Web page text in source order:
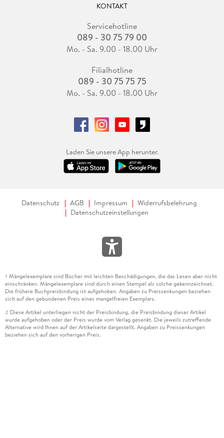
KONTAKT
Servicehotline
089 - 30 75 79 00
Mo. - Sa. 9.00 - 18.00 Uhr
Filialhotline
089 - 30 75 75 75
Mo. - Sa. 9.00 - 18.00 Uhr
Laden Sie unsere App herunter.
Datenschutz AGB Impressum
Widerrufsbelehrung
Datenschutzeinstellungen
1 Mängelexemplare sind Bücher mit leichten Beschädigungen, die das Lesen aber nicht
einschränken. Mängelexemplare sind durch einen Stempel als solche gekennzeichnet.
Die frühere Buchpreisbindung ist aufgehoben. Angaben zu Preissenkungen beziehen
sich auf den gebundenen Preis eines mangelfreien Exemplars.
2 Diese Artikel unterliegen nicht der Preisbindung, die Preisbindung dieser Artikel
wurde aufgehoben oder der Preis wurde vom Verlag gesenkt. Die jeweils zutreffende
Alternative wird Ihnen auf der Artikelseite dargestellt. Angaben zu Preissenkungen
beziehen sich auf den vorherigen Preis.